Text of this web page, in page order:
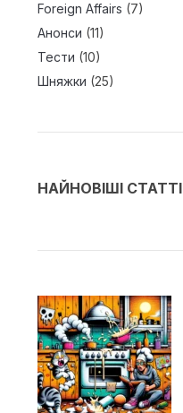
Foreign Affairs (7)
Анонси (11)
Тести (10)
Шняжки (25)
НАЙНОВІШІ СТАТТІ